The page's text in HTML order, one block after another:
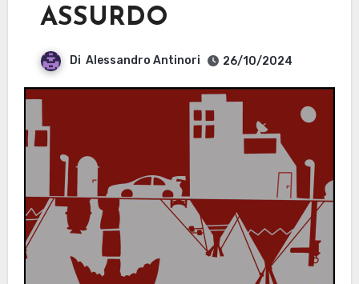
ASSURDO
Di Alessandro Antinori 26/10/2024